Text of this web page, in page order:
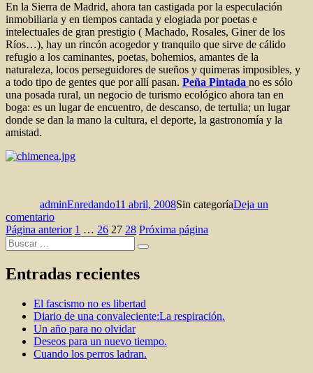
En la Sierra de Madrid, ahora tan castigada por la especulación
inmobiliaria y en tiempos cantada y elogiada por poetas e
intelectuales de gran prestigio ( Machado, Rosales, Giner de los
Ríos…), hay un rincón acogedor y tranquilo que sirve de cálido
refugio a los caminantes, poetas, bohemios, amantes de la
naturaleza, locos perseguidores de sueños y quimeras imposibles, y
a todo tipo de gentes que por allí pasan. Peña Pintada no es sólo
una posada rural, un negocio de turismo ecológico ahora tan en
boga: es un lugar de encuentro, de descanso, de tertulia; un lugar
donde se dan la mano la cultura, el deporte, la gastronomía y la
amistad.
adminEnredando11 abril, 2008Sin categoríaDeja un
comentarioen
Peña
Paginación
de
entradas
Página anterior Página
1 … Página
26 Página
27 Página
28 Próxima página
Buscar
por:
Buscar
Entradas recientes
El fascismo no es libertad
Diario de una convaleciente:La respiración.
Un año para no olvidar
Deseos para un nuevo tiempo.
Cuando los perros ladran.